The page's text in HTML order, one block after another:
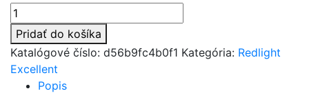
Pridať do košíka
Katalógové číslo: d56b9fc4b0f1 Kategória: Redlight
Excellent
Popis